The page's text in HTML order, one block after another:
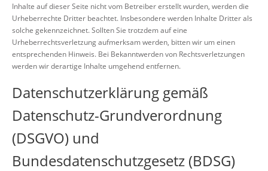
Inhalte auf dieser Seite nicht vom Betreiber erstellt wurden, werden die
Urheberrechte Dritter beachtet. Insbesondere werden Inhalte Dritter als
solche gekennzeichnet. Sollten Sie trotzdem auf eine
Urheberrechtsverletzung aufmerksam werden, bitten wir um einen
entsprechenden Hinweis. Bei Bekanntwerden von Rechtsverletzungen
werden wir derartige Inhalte umgehend entfernen.
Datenschutzerklärung gemäß
Datenschutz-Grundverordnung
(DSGVO) und
Bundesdatenschutzgesetz (BDSG)